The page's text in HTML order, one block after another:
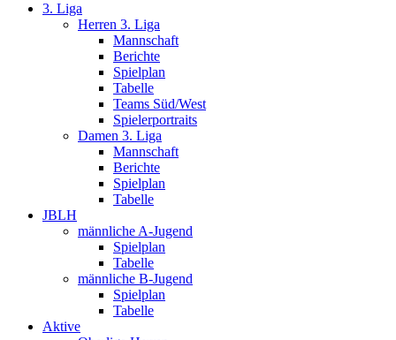
3. Liga
Herren 3. Liga
Mannschaft
Berichte
Spielplan
Tabelle
Teams Süd/West
Spielerportraits
Damen 3. Liga
Mannschaft
Berichte
Spielplan
Tabelle
JBLH
männliche A-Jugend
Spielplan
Tabelle
männliche B-Jugend
Spielplan
Tabelle
Aktive